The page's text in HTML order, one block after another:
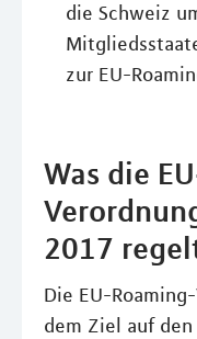
die Schweiz
zur EU-
Was die
2017
Die EU-
dem Ziel auf den